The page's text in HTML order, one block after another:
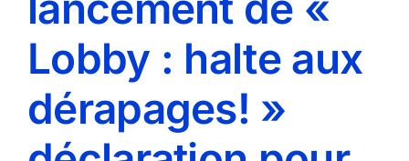
Lobby : halte aux
dérapages! »